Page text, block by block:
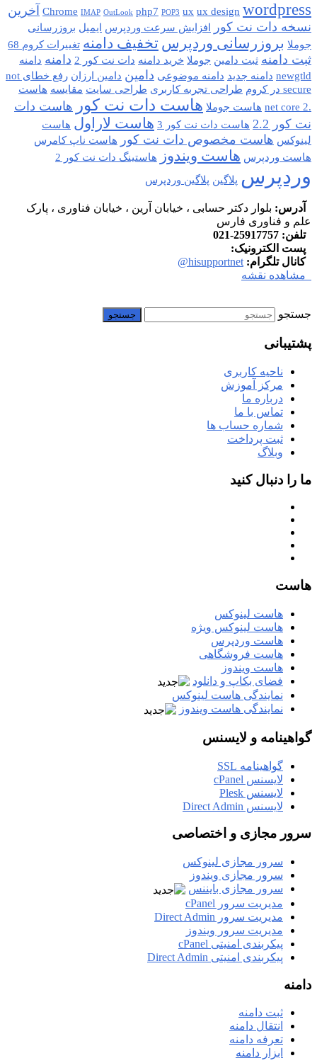
Chrome IMAP OutLook php7 POP3 ux ux design wordpress
آخرین
نسخه دات نت کور افزایش سرعت وردپرس ایمیل بروزرسانی
جوملا بروزرسانی وردپرس تخفیف دامنه تغییرات کروم 68
ثبت دامنه ثبت دامین جوملا خرید دامنه دات نت کور 2 دامنه دامنه
newgtld دامنه جدید دامنه موضوعی دامین دامین ارزان
رفع خطای not
secure در کروم
طراحی تجربه کاربری طراحی سایت مقایسه هاست
.net core 2
هاست جوملا هاست دات نت کور هاست دات
نت کور 2.2
هاست دات نت کور 3 هاست لاراول هاست
لینوکس هاست مخصوص دات نت کور هاست ناپ کامرس
هاست وردپرس هاست ویندوز هاستینگ دات نت کور 2
وردپرس پلاگین پلاگین وردپرس
آدرس: بلوار دکتر حسابی ، خیابان آرین ، خیابان فناوری ، پارک
علم و فناوری فارس
تلفن: 25917757-021
پست الکترونیک:
کانال تلگرام: hisupportnet@
مشاهده نقشه
جستجو
پشتیبانی
ناحیه کاربری
مرکز آموزش
درباره ما
تماس با ما
شماره حساب ها
ثبت پرداخت
وبلاگ
ما را دنبال کنید
هاست
هاست لینوکس
هاست لینوکس ویژه
هاست وردپرس
هاست فروشگاهی
هاست ویندوز
فضای بکاپ و دانلود
نمایندگی هاست لینوکس
نمایندگی هاست ویندوز
گواهینامه و لایسنس
گواهینامه SSL
لایسنس cPanel
لایسنس Plesk
لایسنس Direct Admin
سرور مجازی و اختصاصی
سرور مجازی لینوکس
سرور مجازی ویندوز
سرور مجازی بایننس
مدیریت سرور cPanel
مدیریت سرور Direct Admin
مدیریت سرور ویندوز
پیکربندی امنیتی cPanel
پیکربندی امنیتی Direct Admin
دامنه
ثبت دامنه
انتقال دامنه
تعرفه دامنه
ابزار دامنه